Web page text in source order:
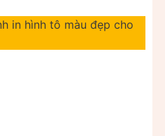
in hình tô màu đẹp cho